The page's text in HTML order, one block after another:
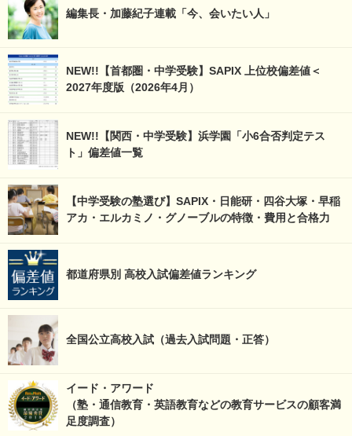
編集長・加藤紀子連載「今、会いたい人」
NEW!!【首都圏・中学受験】SAPIX 上位校偏差値＜
2027年度版（2026年4月）
NEW!!【関西・中学受験】浜学園「小6合否判定テス
ト」偏差値一覧
【中学受験の塾選び】SAPIX・日能研・四谷大塚・早稲
アカ・エルカミノ・グノーブルの特徴・費用と合格力
都道府県別 高校入試偏差値ランキング
全国公立高校入試（過去入試問題・正答）
イード・アワード
（塾・通信教育・英語教育などの教育サービスの顧客満
足度調査）